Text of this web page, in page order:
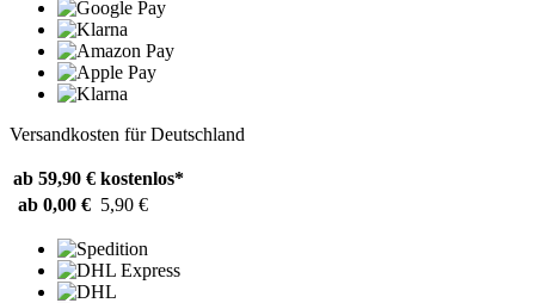
Versandkosten für Deutschland
ab 59,90 € kostenlos*
ab 0,00 € 5,90 €